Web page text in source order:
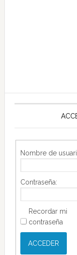
Nombre de
Contraseña:
Recordar mi
contraseña
ACCEDER